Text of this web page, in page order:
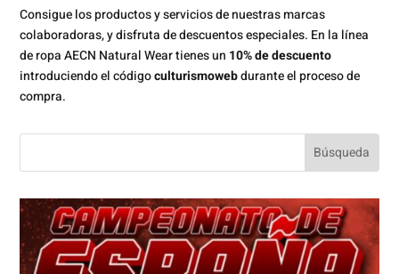
Consigue los productos y servicios de nuestras marcas
colaboradoras, y disfruta de descuentos especiales. En la línea
de ropa AECN Natural Wear tienes un 10% de descuento
introduciendo el códigoculturismowebdurante el proceso de
compra.